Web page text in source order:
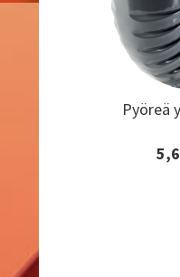
Pyöreä
Pyöreä